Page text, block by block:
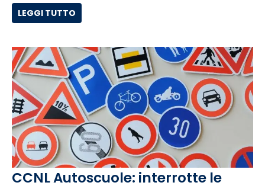
LEGGI TUTTO
CCNL Autoscuole: interrotte le